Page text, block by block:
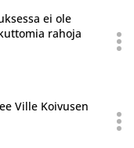
ei ole
rahoja
Ville Koivusen